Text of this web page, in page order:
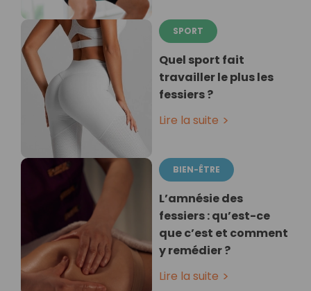
SPORT
Quel sport fait
travailler le plus les
fessiers ?
Lire la suite
BIEN-ÊTRE
L’amnésie des
fessiers : qu’est-ce
que c’est et comment
y remédier ?
Lire la suite